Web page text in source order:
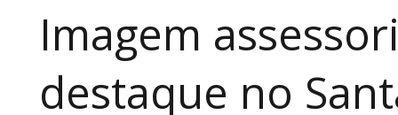
Imagem
destaque no